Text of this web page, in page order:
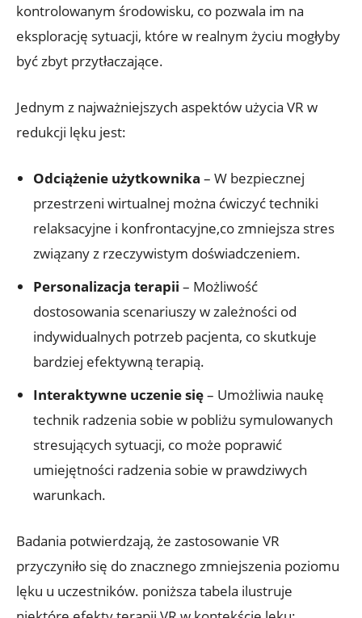
kontrolowanym środowisku, co pozwala im na
eksplorację sytuacji, które w realnym życiu mogłyby
być zbyt przytłaczające.
Jednym z najważniejszych aspektów użycia VR w
redukcji lęku jest:
Odciążenie użytkownika – W bezpiecznej
przestrzeni wirtualnej można ćwiczyć techniki
relaksacyjne i konfrontacyjne,co zmniejsza stres
związany z rzeczywistym doświadczeniem.
Personalizacja terapii – Możliwość
dostosowania scenariuszy w zależności od
indywidualnych potrzeb pacjenta, co skutkuje
bardziej efektywną terapią.
Interaktywne uczenie się– Umożliwia naukę
technik radzenia sobie w pobliżu symulowanych
stresujących sytuacji, co może poprawić
umiejętności radzenia sobie w prawdziwych
warunkach.
Badania potwierdzają, że zastosowanie VR
przyczyniło się do znacznego zmniejszenia poziomu
lęku u uczestników. poniższa tabela ilustruje